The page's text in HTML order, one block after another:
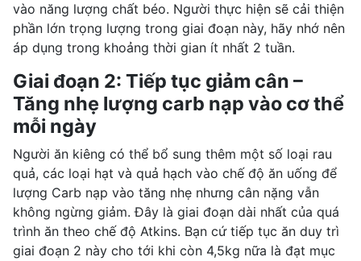
vào năng lượng chất béo. Người thực hiện sẽ cải thiện
phần lớn trọng lượng trong giai đoạn này, hãy nhớ nên
áp dụng trong khoảng thời gian ít nhất 2 tuần.
Giai đoạn 2: Tiếp tục giảm cân –
Tăng nhẹ lượng carb nạp vào cơ thể
mỗi ngày
Người ăn kiêng có thể bổ sung thêm một số loại rau
quả, các loại hạt và quả hạch vào chế độ ăn uống để
lượng Carb nạp vào tăng nhẹ nhưng cân nặng vẫn
không ngừng giảm. Đây là giai đoạn dài nhất của quá
trình ăn theo chế độ Atkins. Bạn cứ tiếp tục ăn duy trì
giai đoạn 2 này cho tới khi còn 4,5kg nữa là đạt mục